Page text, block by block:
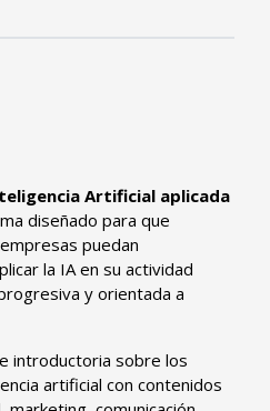
Artificial aplicada
diseñado para que
puedan
la IA en su actividad
y orientada a
introductoria sobre los
artificial con contenidos